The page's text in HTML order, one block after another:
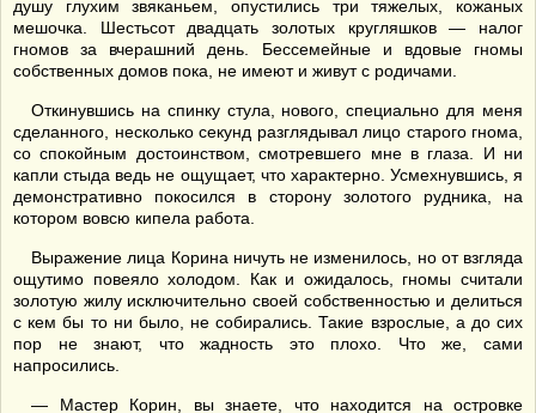
душу глухим звяканьем, опустились три тяжелых, кожаных
мешочка. Шестьсот двадцать золотых кругляшков — налог
гномов за вчерашний день. Бессемейные и вдовые гномы
собственных домов пока, не имеют и живут с родичами.
Откинувшись на спинку стула, нового, специально для меня
сделанного, несколько секунд разглядывал лицо старого гнома,
со спокойным достоинством, смотревшего мне в глаза. И ни
капли стыда ведь не ощущает, что характерно. Усмехнувшись, я
демонстративно покосился в сторону золотого рудника, на
котором вовсю кипела работа.
Выражение лица Корина ничуть не изменилось, но от взгляда
ощутимо повеяло холодом. Как и ожидалось, гномы считали
золотую жилу исключительно своей собственностью и делиться
с кем бы то ни было, не собирались. Такие взрослые, а до сих
пор не знают, что жадность это плохо. Что же, сами
напросились.
— Мастер Корин, вы знаете, что находится на островке